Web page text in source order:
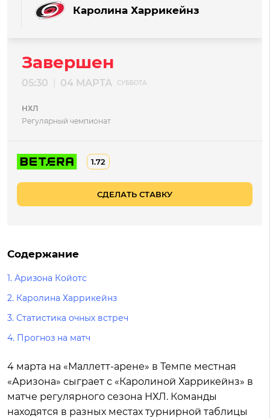
Каролина Харрикейнз
Завершен
05:30 04 МАРТА СУББОТА
НХЛ
Регулярный чемпионат
1.72
СДЕЛАТЬ СТАВКУ
Содержание
1. Аризона Койотс
2. Каролина Харрикейнз
3. Статистика очных встреч
4. Прогноз на матч
4 марта на «Маллетт-арене» в Темпе местная
«Аризона» сыграет с «Каролиной Харрикейнз» в
матче регулярного сезона НХЛ. Команды
находятся в разных местах турнирной таблицы